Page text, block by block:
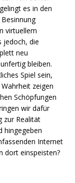
es in den
virtuellem
jedoch, die
neu
bleiben.
Spiel sein,
zeigen
Schöpfungen
wir dafür
zur Realität
hingegeben
Internet
dort einspeisten?